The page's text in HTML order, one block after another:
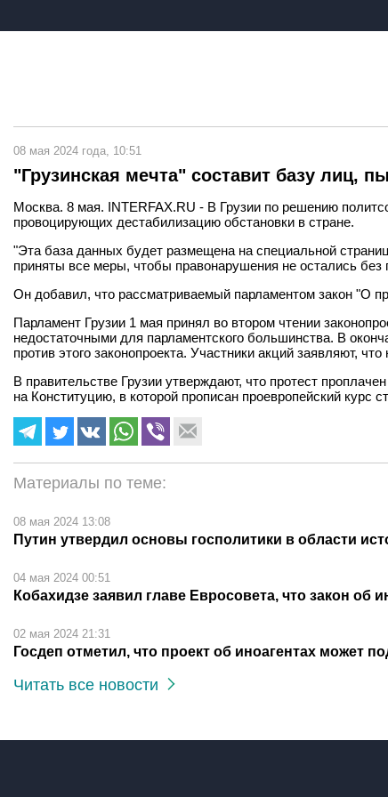
08 мая 2024 года, 10:51
"Грузинская мечта" составит базу лиц,
Москва. 8 мая. INTERFAX.RU - В Грузии по решению
провоцирующих дестабилизацию обстановки в стране.
"Эта база данных будет размещена на специальной
приняты все меры, чтобы правонарушения не остались
Он добавил, что рассматриваемый парламентом закон "О
Парламент Грузии 1 мая принял во втором чтении
недостаточными для парламентского большинства. В
против этого законопроекта. Участники акций заявляют,
В правительстве Грузии утверждают, что протест
на Конституцию, в которой прописан проевропейский курс
Материалы по теме:
08 мая 2024 13:08
Путин утвердил основы госполитики в области
04 мая 2024 00:51
Кобахидзе заявил главе Евросовета, что закон об
02 мая 2024 21:31
Госдеп отметил, что проект об иноагентах может
Читать все новости